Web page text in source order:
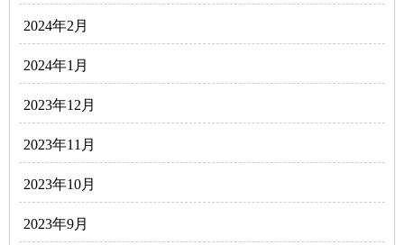
2024年2月
2024年1月
2023年12月
2023年11月
2023年10月
2023年9月